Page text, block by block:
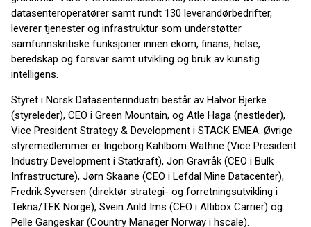
datasenteroperatører samt rundt 130 leverandørbedrifter,
leverer tjenester og infrastruktur som understøtter
samfunnskritiske funksjoner innen ekom, finans, helse,
beredskap og forsvar samt utvikling og bruk av kunstig
intelligens.
Styret i Norsk Datasenterindustri består av Halvor Bjerke
(styreleder), CEO i Green Mountain, og Atle Haga (nestleder),
Vice President Strategy & Development i STACK EMEA. Øvrige
styremedlemmer er Ingeborg Kahlbom Wathne (Vice President
Industry Development i Statkraft), Jon Gravråk (CEO i Bulk
Infrastructure), Jørn Skaane (CEO i Lefdal Mine Datacenter),
Fredrik Syversen (direktør strategi- og forretningsutvikling i
Tekna/TEK Norge), Svein Arild Ims (CEO i Altibox Carrier) og
Pelle Gangeskar (Country Manager Norway i hscale).